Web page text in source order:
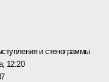
и стенограммы
12:20